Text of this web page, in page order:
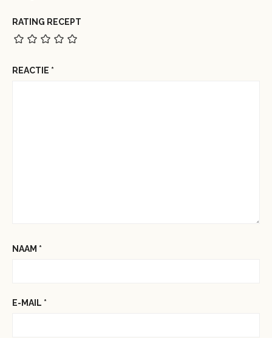
RATING RECEPT
REACTIE *
NAAM *
E-MAIL *